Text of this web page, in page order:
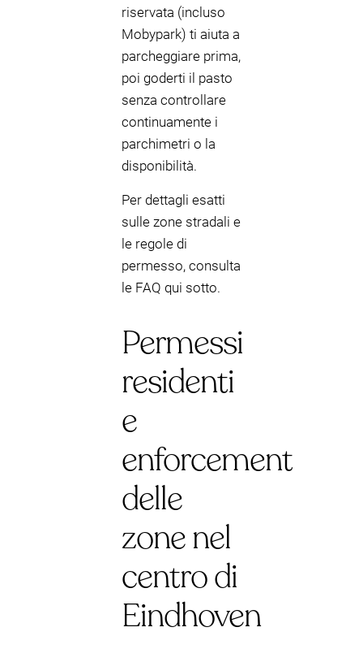
riservata (incluso
Mobypark) ti aiuta a
parcheggiare prima,
poi goderti il pasto
senza controllare
continuamente i
parchimetri o la
disponibilità.
Per dettagli esatti
sulle zone stradali e
le regole di
permesso, consulta
le FAQ qui sotto.
Permessi
residenti
e
enforcement
delle
zone nel
centro di
Eindhoven